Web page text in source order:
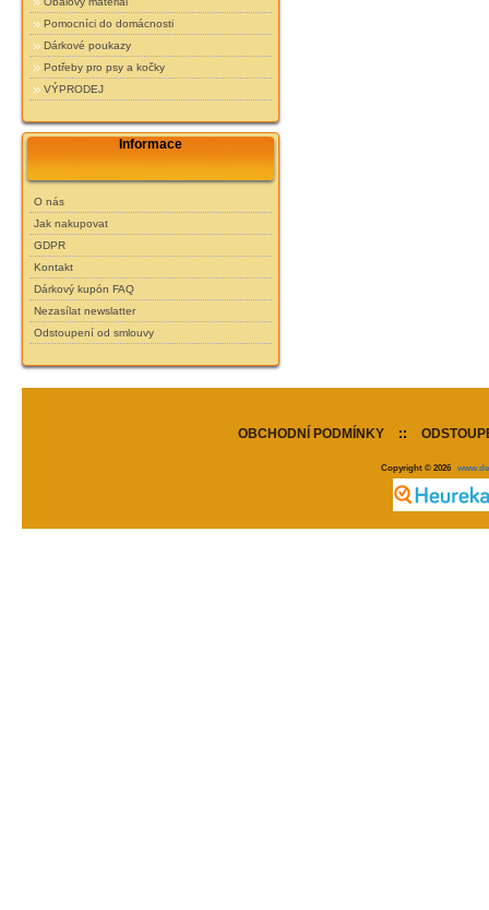
Pomocníci do domácnosti
Dárkové poukazy
Potřeby pro psy a kočky
VÝPRODEJ
Informace
O nás
Jak nakupovat
GDPR
Kontakt
Dárkový kupón FAQ
Nezasílat newslatter
Odstoupení od smlouvy
OBCHODNÍ PODMÍNKY ::
Copyright © 2026